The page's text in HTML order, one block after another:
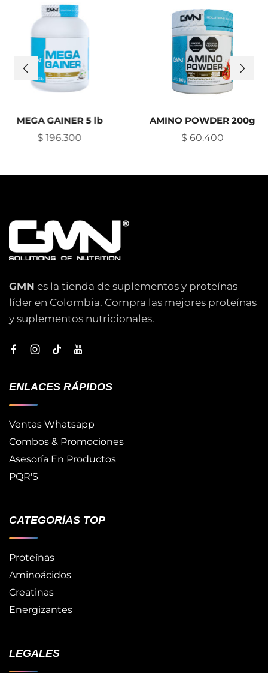
Nitro Mass 2lb Nitro Mass
GMN es la tienda de suplementos y proteínas
líder en Colombia. Compra las mejores proteínas
y suplementos nutricionales.
ENLACES RÁPIDOS
Ventas Whatsapp
Combos & Promociones
Asesoría En Productos
PQR'S
CATEGORÍAS TOP
Proteínas
Aminoácidos
Creatinas
Energizantes
LEGALES